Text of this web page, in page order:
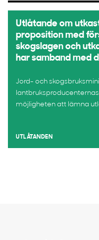
Utlåtande om
proposition med
skogslagen och
har samband med
Jord- och
möjligheten att lämna
UTLÅTANDEN